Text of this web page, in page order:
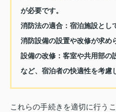
が必要です。
消防法の適合： 宿泊施設とし
消防設備の設置や改修が求め
設備の改修： 客室や共用部の
など、宿泊者の快適性を考慮
これらの手続きを適切に行う